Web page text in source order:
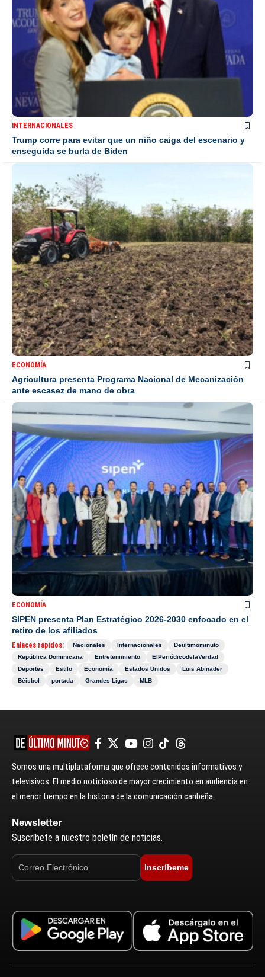
INTERNACIONALES
Trump corre para evitar que un niño caiga del escenario y
enseguida se burla de Biden
ECONOMÍA
Agricultura presenta Programa Nacional de Mecanización
ante escasez de mano de obra
ECONOMÍA
SIPEN presenta Plan Estratégico 2026-2030 enfocado en el
retiro de los afiliados
Enlaces rápidos: Nacionales Internacionales
Deultimominuto
República Dominicana
Entretenimiento
ElPeriódicodelaVerdad
Deportes
Estilo Economía Estados Unidos
Luis Abinader
Béisbol
portada Grandes Ligas MLB
Somos una multiplataforma que ofrece contenidos informativos y
televisivos. El medio noticioso de mayor crecimiento en audiencia en
el menor tiempo en la historia de la comunicación caribeña.
Newsletter
Suscríbete a nuestro boletín de noticias.
Inscríbeme